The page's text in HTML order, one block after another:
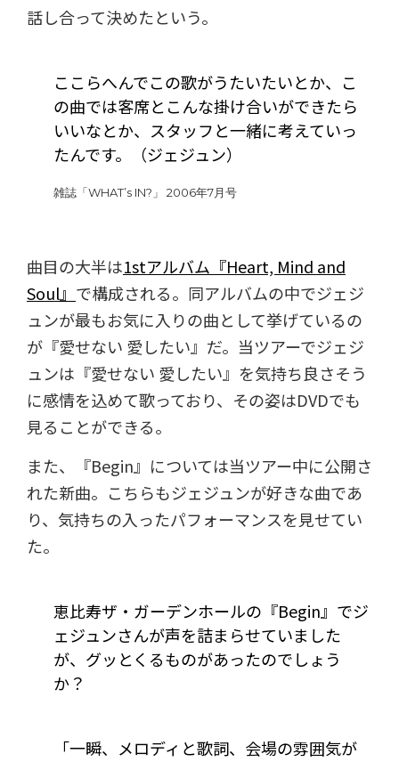
話し合って決めたという。
ここらへんでこの歌がうたいたいとか、こ
の曲では客席とこんな掛け合いができたら
いいなとか、スタッフと一緒に考えていっ
たんです。（ジェジュン）
雑誌「WHAT’s IN?」 2006年7月号
曲目の大半は1stアルバム『Heart, Mind and
Soul』 で構成される。同アルバムの中でジェジ
ュンが最もお気に入りの曲として挙げているの
が『愛せない 愛したい』だ。当ツアーでジェジ
ュンは『愛せない 愛したい』を気持ち良さそう
に感情を込めて歌っており、その姿はDVDでも
見ることができる。
また、『Begin』については当ツアー中に公開さ
れた新曲。こちらもジェジュンが好きな曲であ
り、気持ちの入ったパフォーマンスを見せてい
た。
――恵比寿ザ・ガーデンホールの『Begin』でジ
ェジュンさんが声を詰まらせていました
が、グッとくるものがあったのでしょう
か？
「一瞬、メロディと歌詞、会場の雰囲気が